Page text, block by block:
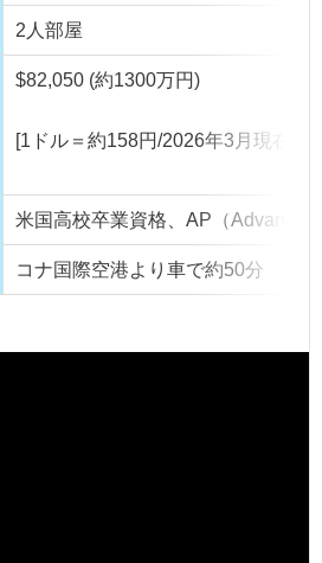
2人部屋
$82,050 (約1300万円)
[1ドル＝約158円/2026年3月現在]
米国高校卒業資格、AP（Advanced
コナ国際空港より車で約50分